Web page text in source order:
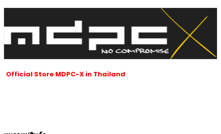
Official Store MDPC-X in Thailand